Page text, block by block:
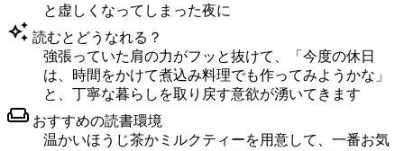
と虚しくなってしまった夜に
auto_awesome 読むとどうなれる？
強張っていた肩の力がフッと抜けて、「今度の休日
は、時間をかけて煮込み料理でも作ってみようかな」
と、丁寧な暮らしを取り戻す意欲が湧いてきます
weekend おすすめの読書環境
温かいほうじ茶かミルクティーを用意して、一番お気